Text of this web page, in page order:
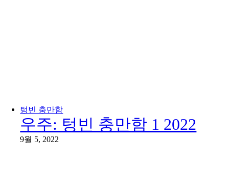
텅빈 충만함
우주: 텅빈 충만함 1 2022
9월 5, 2022